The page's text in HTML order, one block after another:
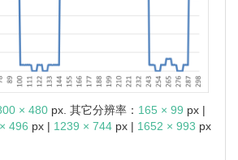
× 480px. 其它分辨率： 165 × 99 px |
496 px | 1239 × 744 px | 1652 × 993 px